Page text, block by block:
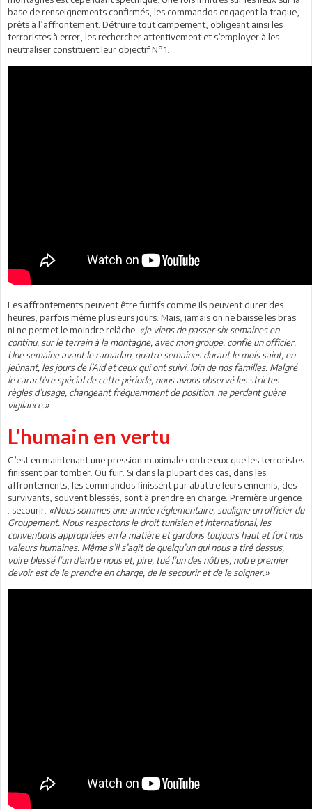
base de renseignements confirmés, les commandos engagent la traque,
prêts à l’affrontement. Détruire tout campement, obligeant ainsi les
terroristes à errer, les rechercher attentivement et s’employer à les
neutraliser constituent leur objectif N°1.
Les affrontements peuvent être furtifs comme ils peuvent durer des
heures, parfois même plusieurs jours. Mais, jamais on ne baisse les bras
ni ne permet le moindre relâche. «Je viens de passer six semaines en
continu, sur le terrain à la montagne, avec mon groupe, confie un officier.
Une semaine avant le ramadan, quatre semaines durant le mois saint, en
jeûnant, les jours de l’Aïd et ceux qui ont suivi, loin de nos familles. Malgré
le caractère spécial de cette période, nous avons observé les strictes
règles d’usage, changeant fréquemment de position, ne perdant guère
vigilance.»
L’humain en vertu
C’est en maintenant une pression maximale contre eux que les terroristes
finissent par tomber. Ou fuir. Si dans la plupart des cas, dans les
affrontements, les commandos finissent par abattre leurs ennemis, des
survivants, souvent blessés, sont à prendre en charge. Première urgence
: secourir. «Nous sommes une armée réglementaire, souligne un officier du
Groupement. Nous respectons le droit tunisien et international, les
conventions appropriées en la matière et gardons toujours haut et fort nos
valeurs humaines. Même s’il s’agit de quelqu’un qui nous a tiré dessus,
voire blessé l’un d’entre nous et, pire, tué l’un des nôtres, notre premier
devoir est de le prendre en charge, de le secourir et de le soigner.»